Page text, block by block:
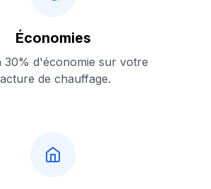
Économies
30% d'économie sur votre
de chauffage.